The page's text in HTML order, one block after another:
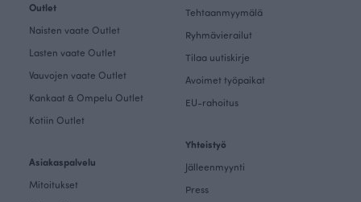
Outlet
Naisten vaate Outlet
Lasten vaate Outlet
Vauvojen vaate Outlet
Kankaat & Ompelu Outlet
Kotiin Outlet
Asiakaspalvelu
Mitoitukset
Tehtaanmyymälä
Ryhmävierailut
Tilaa uutiskirje
Avoimet työpaikat
EU-rahoitus
Yhteistyö
Jälleenmyynti
Press